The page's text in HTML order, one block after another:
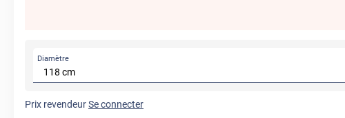
Diamètre
Prix revendeurSe connecter